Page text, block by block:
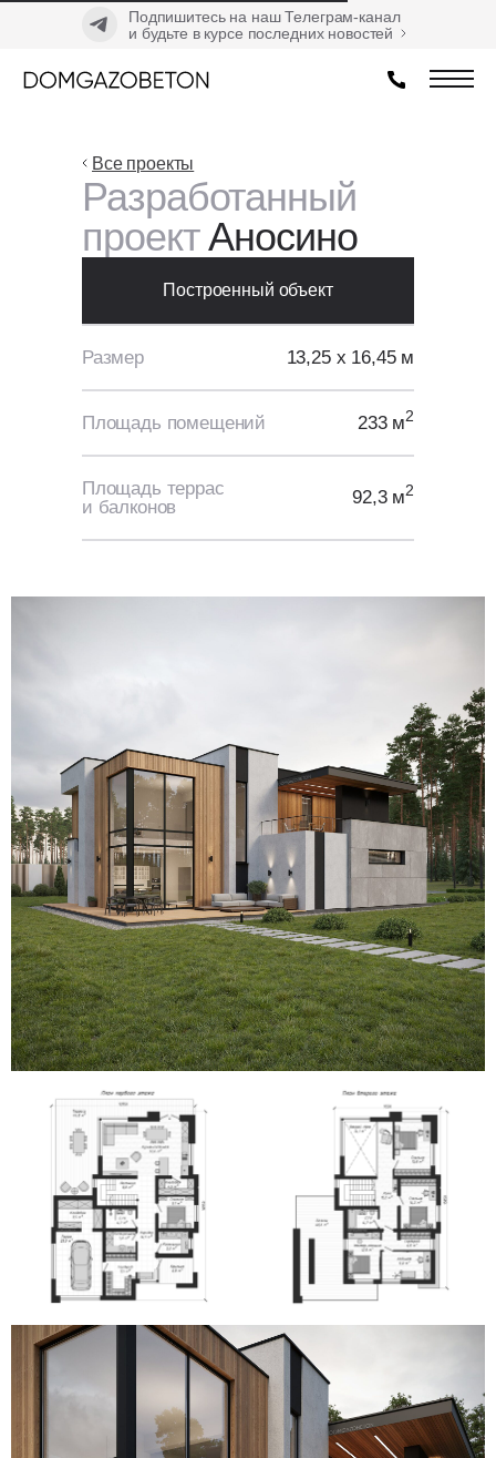
Подпишитесь на наш Телеграм-канал
и будьте в курсе последних новостей
Все проекты
Разработанный
проектАносино
Построенный объект
Размер 13,25 х 16,45 м
Площадь помещений 233 м2
Площадь террас
и балконов
92,3 м2